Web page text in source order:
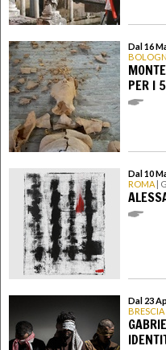
Dal 16
PER I
Dal 10
ROMA |
Dal 23
BRESCIA